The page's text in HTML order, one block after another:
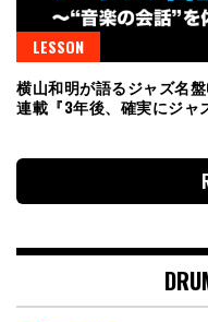
LESSON
横山和明が語るジャズ名
連載『3年後、確実にジャ